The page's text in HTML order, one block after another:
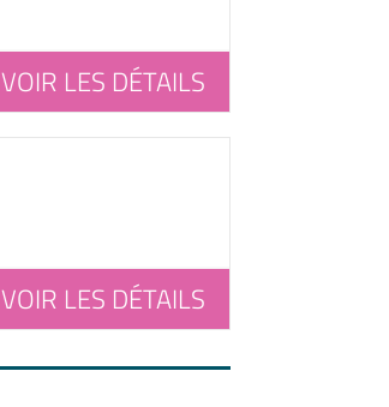
VOIR LES DÉTAILS
VOIR LES DÉTAILS